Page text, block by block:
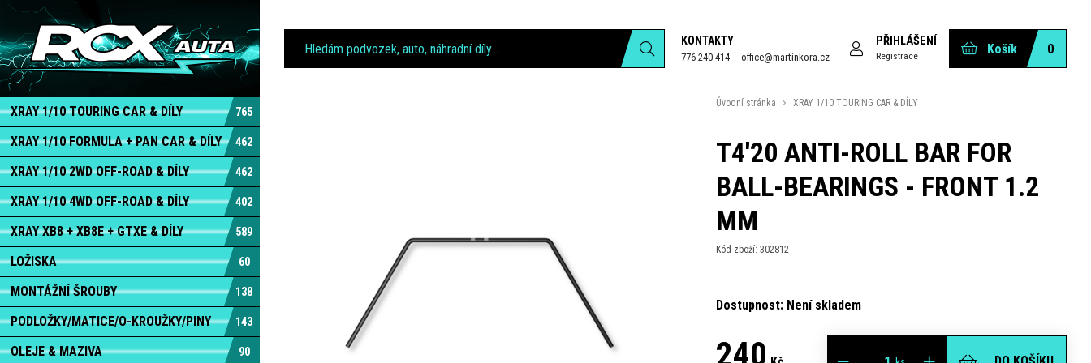
KONTAKTY
776 240 414 office@martinkora.cz
PŘIHLÁŠENÍ
Registrace Košík 0
Úvodní stránka XRAY 1/10 TOURING CAR & DÍLY
T4'20 ANTI-ROLL BAR FOR
BALL-BEARINGS - FRONT 1.2
MM
Kód zboží: 302812
Dostupnost: Není skladem
240
XRAY 1/10 TOURING CAR & DÍLY 765
XRAY 1/10 FORMULA + PAN CAR & DÍLY 462
XRAY 1/10 2WD OFF-ROAD & DÍLY 462
XRAY 1/10 4WD OFF-ROAD & DÍLY 402
XRAY XB8 + XB8E + GTXE & DÍLY 589
LOŽISKA 60
MONTÁŽNÍ ŠROUBY 138
PODLOŽKY/MATICE/O-KROUŽKY/PINY 143
OLEJE & MAZIVA 90